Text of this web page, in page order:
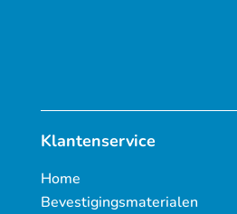
Klantenservice
Home
Bevestigingsmaterialen